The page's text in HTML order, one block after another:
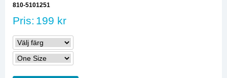
810-5101251
Pris: 199 kr